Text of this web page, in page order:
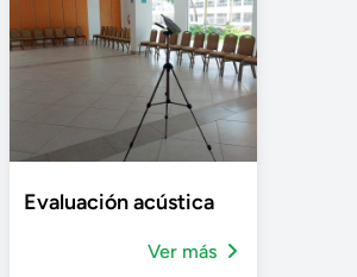
Evaluación acústica
Ver más